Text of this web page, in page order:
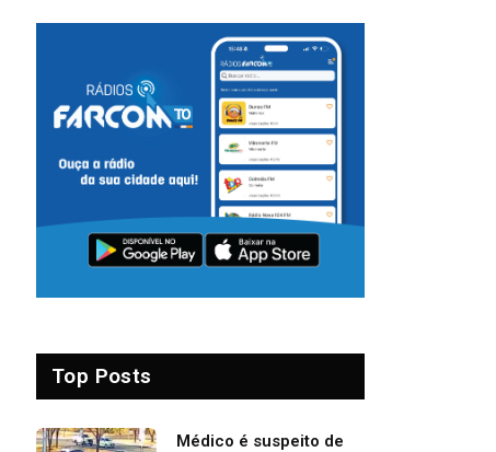
Top Posts
Médico é suspeito de